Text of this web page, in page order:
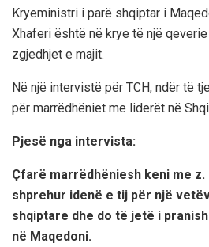
Kryeministri i parë shqiptar i
Xhaferi është në krye të një
zgjedhjet e majit.
Në një intervistë për TCH, ndër të
për marrëdhëniet me liderët në
Pjesë nga intervista:
Çfarë marrëdhëniesh keni me z.
shprehur idenë e tij për një
shqiptare dhe do të jetë i
në Maqedoni.